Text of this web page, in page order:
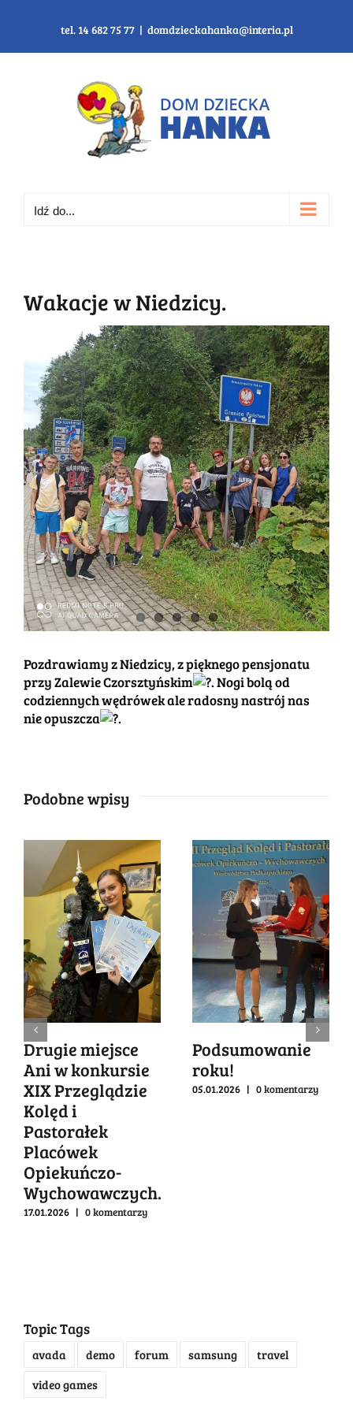
tel. 14 682 75 77 | domdzieckahanka@interia.pl
Idź do...
Wakacje w Niedzicy.
większy
obrazek
Pozdrawiamy z Niedzicy, z pięknego pensjonatu
przy Zalewie Czorsztyńskim
. Nogi bolą od
codziennych wędrówek ale radosny nastrój nas
nie opuszcza
.
Podobne wpisy
Drugie miejsce
Ani w konkursie
XIX Przeglądzie
Kolęd i
Pastorałek
Placówek
Opiekuńczo-
Wychowawczych.
17.01.2026 | 0 komentarzy
Podsumowanie
roku!
05.01.2026 | 0 komentarzy
Topic Tags
avada demo forum samsung
travel
video games